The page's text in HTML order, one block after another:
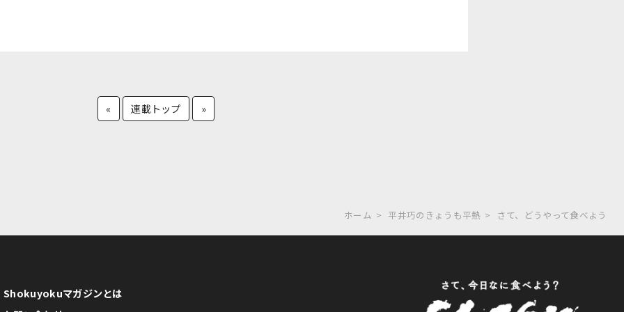
« 連載トップ »
ホーム 平井巧のきょうも平熱 さて、どうやって食べよう
Shokuyokuマガジンとは